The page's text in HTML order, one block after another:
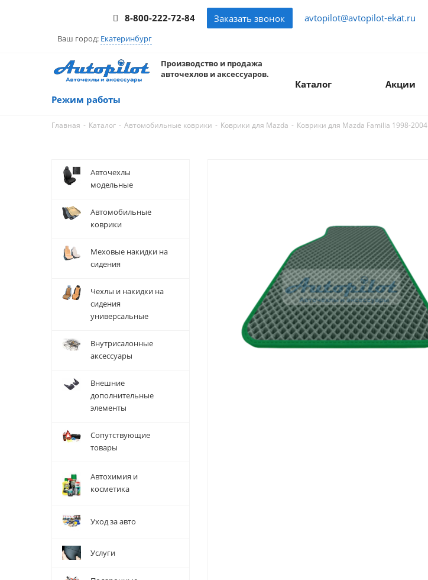
8-800-222-72-84 Заказать звонок avtopilot@avtopilot-ekat.ru
Ваш город: Екатеринбург
Производство и продажа
авточехлов и аксессуаров.
Режим работы
Каталог Акции
Главная - Каталог - Автомобильные коврики - Коврики для Mazda - Коврики для Mazda Familia 1998-2004
Авточехлы
модельные
Автомобильные
коврики
Меховые накидки на
сидения
Чехлы и накидки на
сидения
универсальные
Внутрисалонные
аксессуары
Внешние
дополнительные
элементы
Сопутствующие
товары
Автохимия и
косметика
Уход за авто
Услуги